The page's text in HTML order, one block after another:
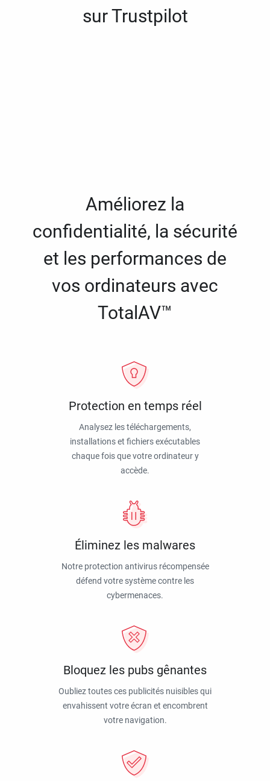
sur Trustpilot
Améliorez la
confidentialité, la sécurité
et les performances de
vos ordinateurs avec
TotalAV™
Protection en temps réel
Analysez les téléchargements,
installations et fichiers exécutables
chaque fois que votre ordinateur y
accède.
Éliminez les malwares
Notre protection antivirus récompensée
défend votre système contre les
cybermenaces.
Bloquez les pubs gênantes
Oubliez toutes ces publicités nuisibles qui
envahissent votre écran et encombrent
votre navigation.